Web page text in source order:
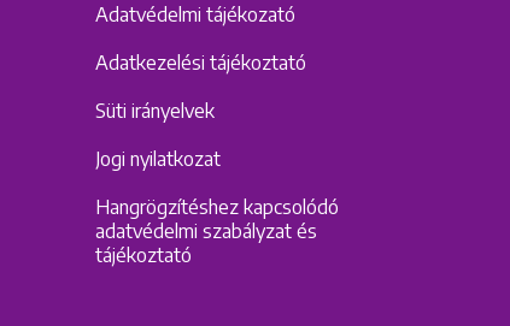
Adatvédelmi tájékozató
Adatkezelési tájékoztató
Süti irányelvek
Jogi nyilatkozat
Hangrögzítéshez kapcsolódó
adatvédelmi szabályzat és
tájékoztató